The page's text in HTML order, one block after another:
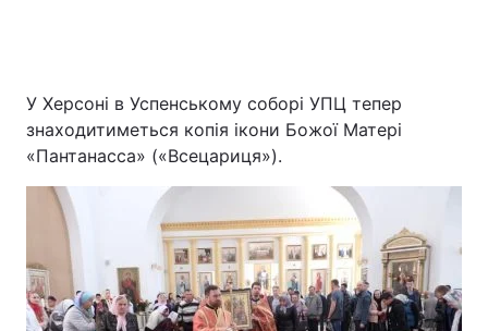
Головна Війна
Україна Політика
У Херсоні в Успенському соборі УПЦ тепер
знаходитиметься копія ікони Божої Матері
«Пантанасса» («Всецариця»).